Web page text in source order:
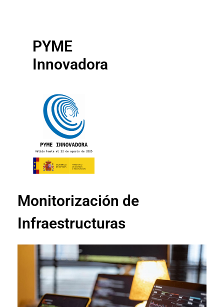
PYME
Innovadora
Monitorización de
Infraestructuras